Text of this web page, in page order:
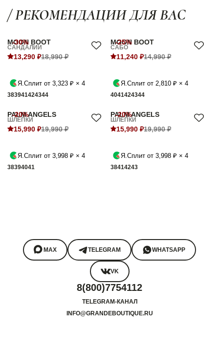
/ РЕКОМЕНДАЦИИ ДЛЯ ВАС
-30%
MOON BOOT
САНДАЛИИ
13,290 ₽18,990 ₽
Я.Сплит от 3,323 ₽ × 4
383941424344
-25%
MOON BOOT
САБО
11,240 ₽14,990 ₽
Я.Сплит от 2,810 ₽ × 4
4041424344
-20%
PALM ANGELS
ШЛЁПКИ
15,990 ₽19,990 ₽
Я.Сплит от 3,998 ₽ × 4
38394041
-20%
PALM ANGELS
ШЛЁПКИ
15,990 ₽19,990 ₽
Я.Сплит от 3,998 ₽ × 4
38414243
MAX TELEGRAM WHATSAPP
VK
8(800)7754112
TELEGRAM-КАНАЛ
INFO@GRANDEBOUTIQUE.RU